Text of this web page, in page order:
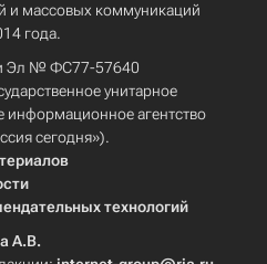
и массовых коммуникаций
года.
Эл № ФС77-57640
унитарное
агентство
сегодня»).
технологий
А.В.